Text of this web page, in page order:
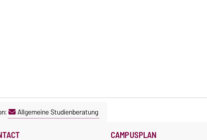
Allgemeine Studienberatung
CAMPUSPLAN